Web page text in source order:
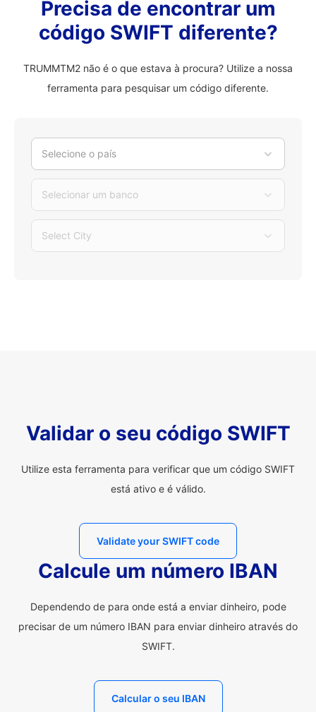
Precisa de encontrar um
código SWIFT diferente?
TRUMMTM2 não é o que estava à procura? Utilize a nossa
ferramenta para pesquisar um código diferente.
Selecione o país
Selecionar um banco
Select City
Validar o seu código SWIFT
Utilize esta ferramenta para verificar que um código SWIFT
está ativo e é válido.
Validate your SWIFT code
Calcule um número IBAN
Dependendo de para onde está a enviar dinheiro, pode
precisar de um número IBAN para enviar dinheiro através do
SWIFT.
Calcular o seu IBAN